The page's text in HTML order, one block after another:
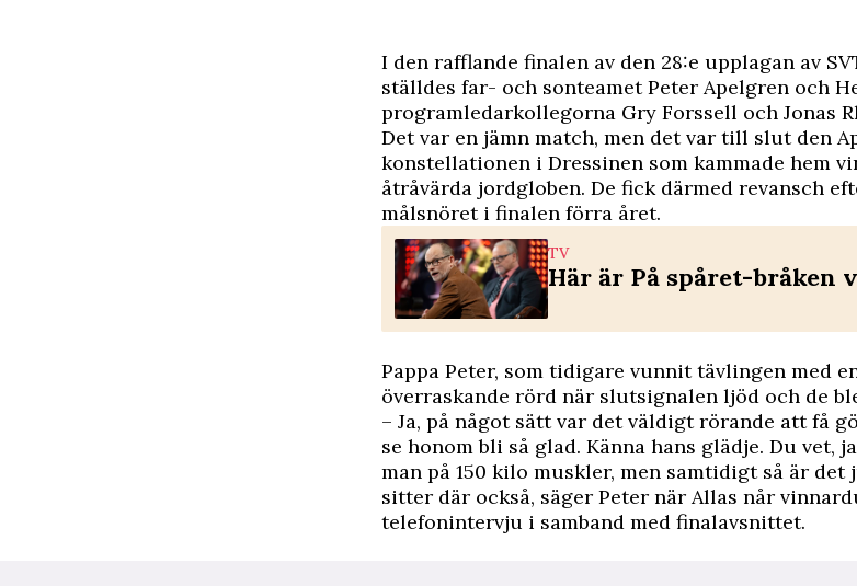
I den rafflande finalen av den 28:e upplagan av
ställdes far- och sonteamet Peter Apelgren och
programledarkollegorna Gry Forssell och Jonas
Det var en jämn match, men det var till slut den
konstellationen i Dressinen som kammade hem
åtråvärda jordgloben. De fick därmed revansch
målsnöret i finalen förra året.
TV
Här är På spåret-bråken
Pappa Peter, som tidigare vunnit tävlingen med
överraskande rörd när slutsignalen ljöd och de
– Ja, på något sätt var det väldigt rörande att få
se honom bli så glad. Känna hans glädje. Du vet,
man på 150 kilo muskler, men samtidigt så är
sitter där också, säger Peter när Allas når
telefonintervju i samband med finalavsnittet.